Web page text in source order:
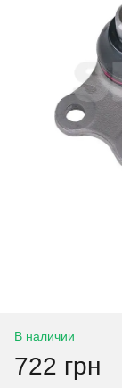
В наличии
722 грн